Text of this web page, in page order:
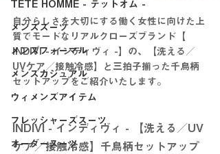
TETE HOMME - テットオム -
メンズスーツ
メンズフォーマル
メンズカジュアル
ウィメンズアイテム
フレッシャーズスーツ
オーダースーツ
自分らしさを大切にする働く女性に向けた上
質でモードなリアルクローズブランド【
INDIVI - インディヴィ -】の、【洗える／
UVケア／接触冷感】と三拍子揃った千鳥柄
セットアップをご紹介いたします。
INDIVI - インディヴィ - 【洗える／UV
ケア／接触冷感】千鳥柄セットアップ